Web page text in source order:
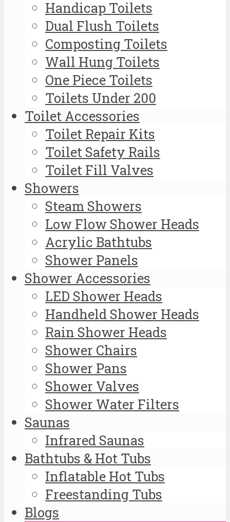
Handicap Toilets
Dual Flush Toilets
Composting Toilets
Wall Hung Toilets
One Piece Toilets
Toilets Under 200
Toilet Accessories
Toilet Repair Kits
Toilet Safety Rails
Toilet Fill Valves
Showers
Steam Showers
Low Flow Shower Heads
Acrylic Bathtubs
Shower Panels
Shower Accessories
LED Shower Heads
Handheld Shower Heads
Rain Shower Heads
Shower Chairs
Shower Pans
Shower Valves
Shower Water Filters
Saunas
Infrared Saunas
Bathtubs & Hot Tubs
Inflatable Hot Tubs
Freestanding Tubs
Blogs